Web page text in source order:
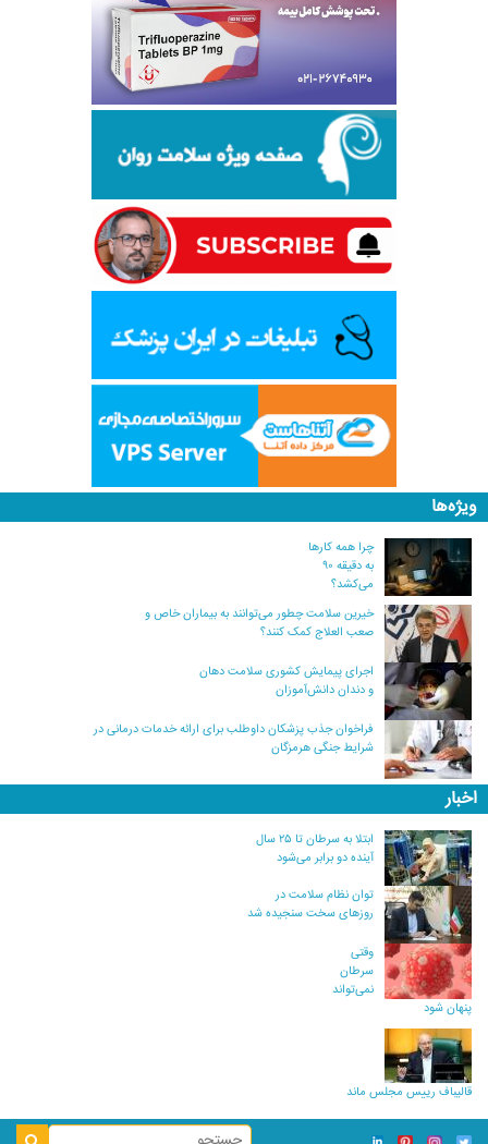
ویژه‌ها
چرا همه کارها
به دقیقه ۹۰
می‌کشد؟
خیرین سلامت چطور می‌توانند به بیماران خاص و
صعب العلاج کمک کنند؟
اجرای پیمایش کشوری سلامت دهان
و دندان دانش‌آموزان
فراخوان جذب پزشکان داوطلب برای ارائه خدمات درمانی در
شرایط جنگی هرمزگان
اخبار
ابتلا به سرطان تا ۲۵ سال
آینده دو برابر می‌شود
توان نظام سلامت در
روزهای سخت سنجیده شد
وقتی
سرطان
نمی‌تواند
پنهان شود
قالیباف رییس مجلس ماند